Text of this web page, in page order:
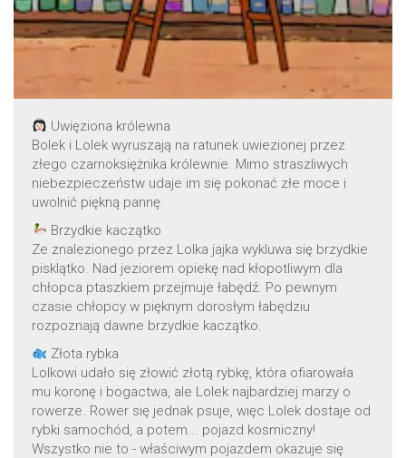
Uwięziona królewna
Bolek i Lolek wyruszają na ratunek uwiezionej przez
złego czarnoksiężnika królewnie. Mimo straszliwych
niebezpieczeństw udaje im się pokonać złe moce i
uwolnić piękną pannę.
Brzydkie kaczątko
Ze znalezionego przez Lolka jajka wykluwa się brzydkie
pisklątko. Nad jeziorem opiekę nad kłopotliwym dla
chłopca ptaszkiem przejmuje łabędź. Po pewnym
czasie chłopcy w pięknym dorosłym łabędziu
rozpoznają dawne brzydkie kaczątko.
Złota rybka
Lolkowi udało się złowić złotą rybkę, która ofiarowała
mu koronę i bogactwa, ale Lolek najbardziej marzy o
rowerze. Rower się jednak psuje, więc Lolek dostaje od
rybki samochód, a potem... pojazd kosmiczny!
Wszystko nie to - właściwym pojazdem okazuje się